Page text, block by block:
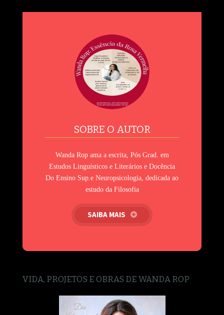
mas as palavras não ficam onde deveriam. De repente, as
SOBRE O AUTOR
Wanda Rop ama a escrita, Pós Grad. em
Estudos Linguísticos e Literários e Docência
Do Ensino Sup.e Neuropsicologia, dedicada ao
estudo da Filosofia
SAIBA MAIS
VIDA, PROJETOS E OBRAS DE WANDA ROP